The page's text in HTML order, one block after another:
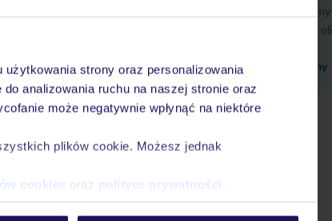
strony oraz personalizowania
analizowania ruchu na naszej stronie oraz
może negatywnie wpłynąć na niektóre
plików cookie. Możesz jednak
cookies oraz polityce prywatności
rowerów
Liczba saun:
Ostatni gruntowny remont:
podobne
Zobacz inne